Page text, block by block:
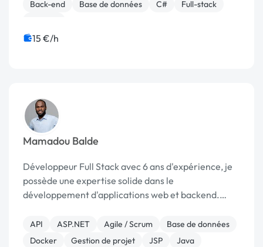
Back-end Base de données C#
Full-stack
15 €/h
Mamadou Balde
Développeur Full Stack avec 6 ans d'expérience, je
possède une expertise solide dans le
développement d'applications web et backend.
mets un point d'honneur à fournir des solutions
robustes et per...
API ASP.NET Agile / Scrum
Base de données
Docker
Gestion de projet JSP
Java